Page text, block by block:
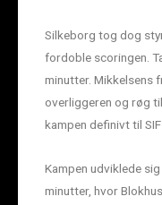
Silkeborg tog dog
fordoble scoringen.
minutter. Mikkelsens
overliggeren og røg
kampen definivt til
Kampen udviklede
minutter, hvor